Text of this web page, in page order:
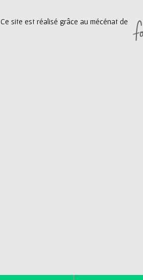
Ce site est réalisé grâce au mécénat de